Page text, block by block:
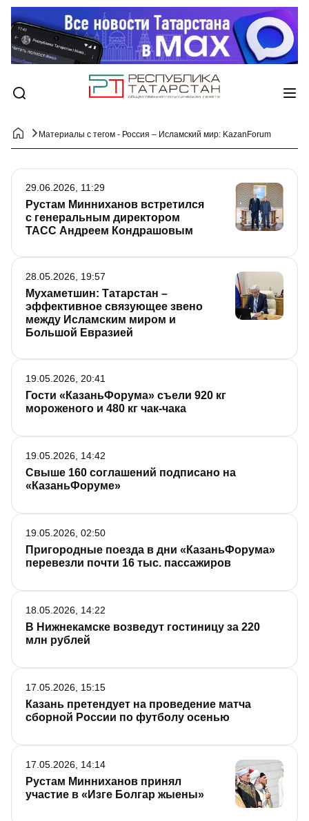
Материалы с тегом - Россия – Исламский мир: KazanForum
Рустам Минниханов встретился
с генеральным директором
ТАСС Андреем Кондрашовым
29.06.2026, 11:29
Мухаметшин: Татарстан –
эффективное связующее звено
между Исламским миром и
Большой Евразией
28.05.2026, 19:57
Гости «КазаньФорума» съели 920 кг
мороженого и 480 кг чак-чака
19.05.2026, 20:41
Свыше 160 соглашений подписано на
«КазаньФоруме»
19.05.2026, 14:42
Пригородные поезда в дни «КазаньФорума»
перевезли почти 16 тыс. пассажиров
19.05.2026, 02:50
В Нижнекамске возведут гостиницу за 220
млн рублей
18.05.2026, 14:22
Казань претендует на проведение матча
сборной России по футболу осенью
17.05.2026, 15:15
Рустам Минниханов принял
участие в «Изге Болгар жыены»
17.05.2026, 14:14